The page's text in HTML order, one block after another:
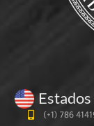
(+1) 786